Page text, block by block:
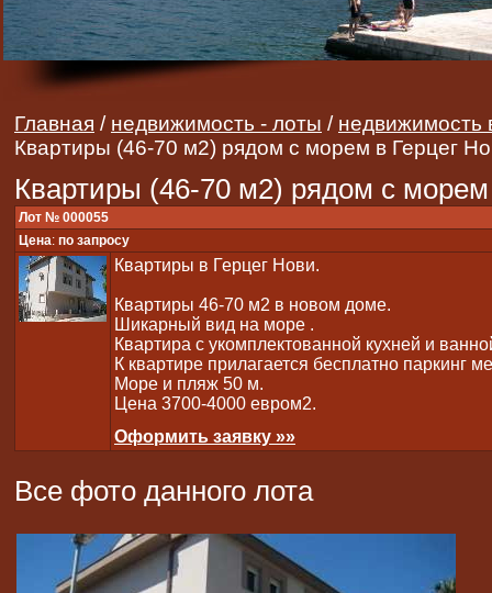
Главная / недвижимость - лоты / недвижимость
Квартиры (46-70 м2) рядом с морем в Герцег
Квартиры (46-70 м2) рядом с
Лот № 000055
Цена: по запросу
Квартиры в Герцег Нови.
Квартиры 46-70 м2 в новом доме.
Шикарный вид на море .
Квартира с укомплектованной кухней и
К квартире прилагается бесплатно паркинг
Море и пляж 50 м.
Цена 3700-4000 евром2.
Оформить заявку »»
Все фото данного лота